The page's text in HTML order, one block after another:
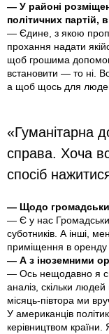
— У районі
політичних партій,
— Єдине, з якою
прохання надати
щоб грошима
встановити — то ні.
а щоб щось для
«Гуманітарна
справа. Хоча
спосіб
— Щодо
— Є у нас
суботників. А інші,
приміщення в оренду
— А з іноземними
— Ось нещодавно я
аналіз, скільки людей
місяць-півтора ми
У американців
керівництвом